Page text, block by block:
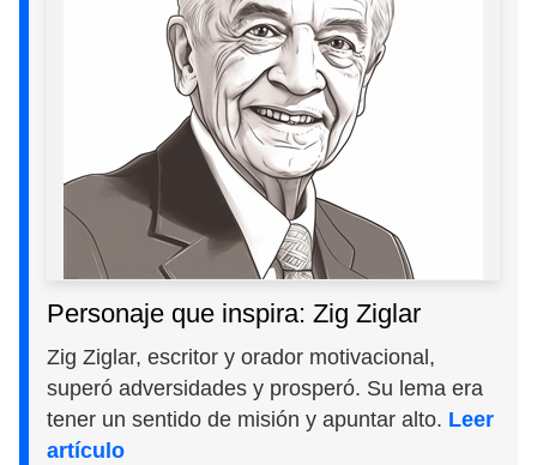
Personaje que inspira: Zig Ziglar
Zig Ziglar, escritor y orador motivacional,
superó adversidades y prosperó. Su lema era
tener un sentido de misión y apuntar alto. Leer
artículo